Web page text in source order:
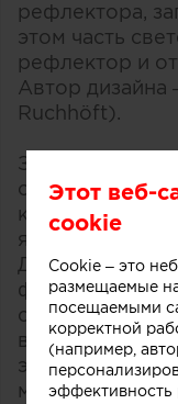
рефлектора,
этом часть
рефлектор и
Автор дизайна
Ruchhöft).
Зимон Шерер
кошельков
японского
Дизайнер
форму, не стал
соединений и
все это с
эстетическим
материала.
Этот веб-
cookie
Cookie – это
размещаемые
посещаемыми
корректной
(например,
эффективность